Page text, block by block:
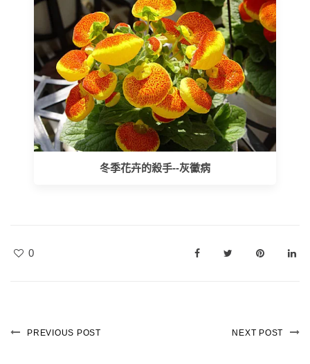
冬季花卉的殺手--灰黴病
0
PREVIOUS POST NEXT POST